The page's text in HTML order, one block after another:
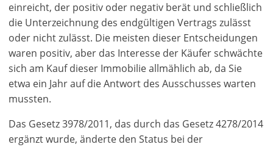
einreicht, der positiv oder negativ berät und schließlich
die Unterzeichnung des endgültigen Vertrags zulässt
oder nicht zulässt. Die meisten dieser Entscheidungen
waren positiv, aber das Interesse der Käufer schwächte
sich am Kauf dieser Immobilie allmählich ab, da Sie
etwa ein Jahr auf die Antwort des Ausschusses warten
mussten.
Das Gesetz 3978/2011, das durch das Gesetz 4278/2014
ergänzt wurde, änderte den Status bei der